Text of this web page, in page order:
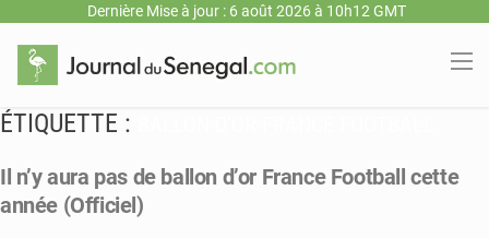
Dernière Mise à jour : 6 août 2026 à 10h12 GMT
ÉTIQUETTE :
Il n’y aura pas de ballon d’or France Football cette
année (Officiel)